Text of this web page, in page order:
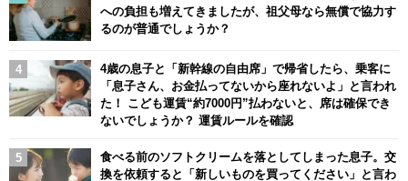
への負担も増えてきましたが、祖父母なら無償で協力す
るのが普通でしょうか？
4歳の息子と「新幹線の自由席」で帰省したら、乗客に
「息子さん、お金払ってないから座れないよ」と言われ
た！ こども運賃“約7000円”払わないと、席は確保でき
ないでしょうか？ 運賃ルールを確認
食べる前のソフトクリームを落としてしまった息子。交
換を依頼すると「新しいものを買ってください」と言わ